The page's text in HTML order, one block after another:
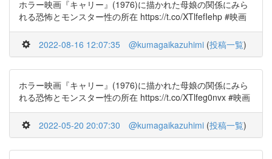
ホラー映画『キャリー』(1976)に描かれた母娘の関係にみら
れる恐怖とモンスター性の所在 https://t.co/XTlfefIehp #映画
2022-08-16 12:07:35 @kumagaikazuhimi (投稿一覧)
ホラー映画『キャリー』(1976)に描かれた母娘の関係にみら
れる恐怖とモンスター性の所在 https://t.co/XTlfeg0nvx #映画
2022-05-20 20:07:30 @kumagaikazuhimi (投稿一覧)